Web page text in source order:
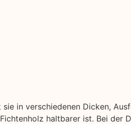
in verschiedenen Dicken,
haltbarer ist. Bei der